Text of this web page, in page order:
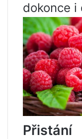
dokonce i
Přistání